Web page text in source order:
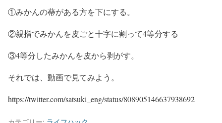
①みかんの蔕がある方を下にする。
②親指でみかんを皮ごと十字に割って4等分する
③4等分したみかんを皮から剥がす。
それでは、動画で見てみよう。
https://twitter.com/satsuki_eng/status/808905146637938692